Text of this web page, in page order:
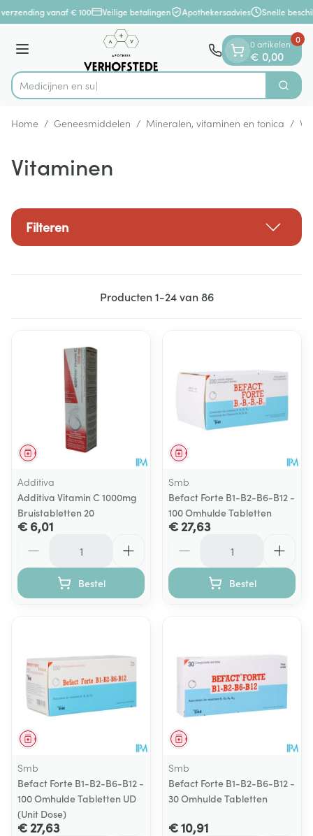
Ga naar de inhoud
1 van 1vanaf € 100 Veilige betalingen Apothekersadvies Snelle
Menu
Product, merk, categorie... Zoek
0 artikelen
€ 0,00
0
Home / Geneesmiddelen / Mineralen, vitaminen en tonica /
Vitaminen
Filteren
Producten1-24van86
Geneesmiddel
Additiva
Additiva Vitamin C 1000mg
Bruistabletten 20
€ 6,01
Bestel
Geneesmiddel
Smb
Befact Forte B1-B2-B6-B12 -
100 Omhulde Tabletten
€ 27,63
Bestel
Geneesmiddel
Smb
Befact Forte B1-B2-B6-B12 -
100 Omhulde Tabletten UD
(Unit Dose)
€ 27,63
Geneesmiddel
Smb
Befact Forte B1-B2-B6-B12 -
30 Omhulde Tabletten
€ 10,91